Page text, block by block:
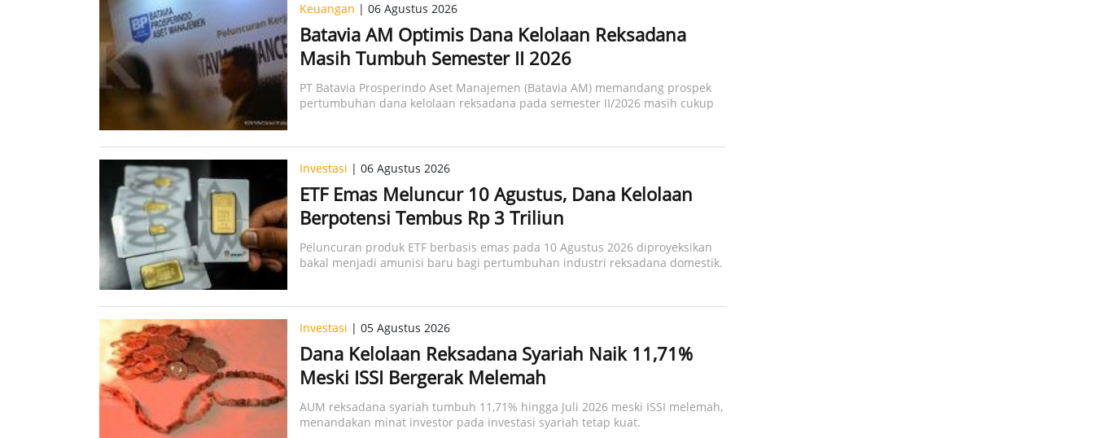
Keuangan | 06 Agustus 2026
Batavia AM Optimis Dana Kelolaan Reksadana
Masih Tumbuh Semester II 2026
PT Batavia Prosperindo Aset Manajemen (Batavia AM) memandang prospek
pertumbuhan dana kelolaan reksadana pada semester II/2026 masih cukup
Investasi | 06 Agustus 2026
ETF Emas Meluncur 10 Agustus, Dana Kelolaan
Berpotensi Tembus Rp 3 Triliun
Peluncuran produk ETF berbasis emas pada 10 Agustus 2026 diproyeksikan
bakal menjadi amunisi baru bagi pertumbuhan industri reksadana domestik.
Investasi | 05 Agustus 2026
Dana Kelolaan Reksadana Syariah Naik 11,71%
Meski ISSI Bergerak Melemah
AUM reksadana syariah tumbuh 11,71% hingga Juli 2026 meski ISSI melemah,
menandakan minat investor pada investasi syariah tetap kuat.​